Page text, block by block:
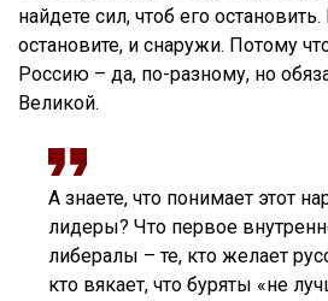
найдете сил, чтоб его
остановите, и снаружи. Потому
Россию – да, по-разному, но
Великой.
А знаете, что понимает этот
лидеры? Что первое
либералы – те, кто желает
кто вякает, что буряты «не